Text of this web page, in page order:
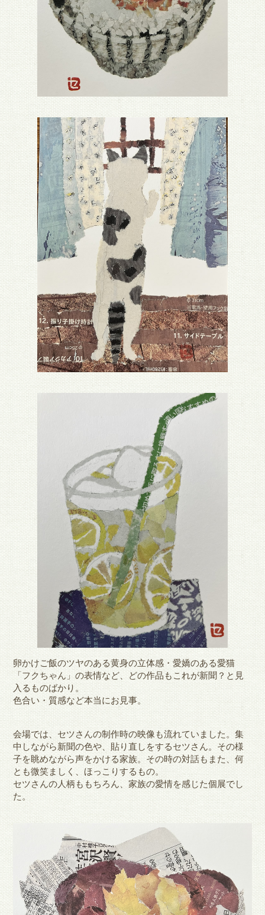
卵かけご飯のツヤのある黄身の立体感・愛嬌のある愛猫
「フクちゃん」の表情など、どの作品もこれが新聞？と見
入るものばかり。
色合い・質感など本当にお見事。
会場では、セツさんの制作時の映像も流れていました。集
中しながら新聞の色や、貼り直しをするセツさん。その様
子を眺めながら声をかける家族。その時の対話もまた、何
とも微笑ましく、ほっこりするもの。
セツさんの人柄ももちろん、家族の愛情を感じた個展でし
た。